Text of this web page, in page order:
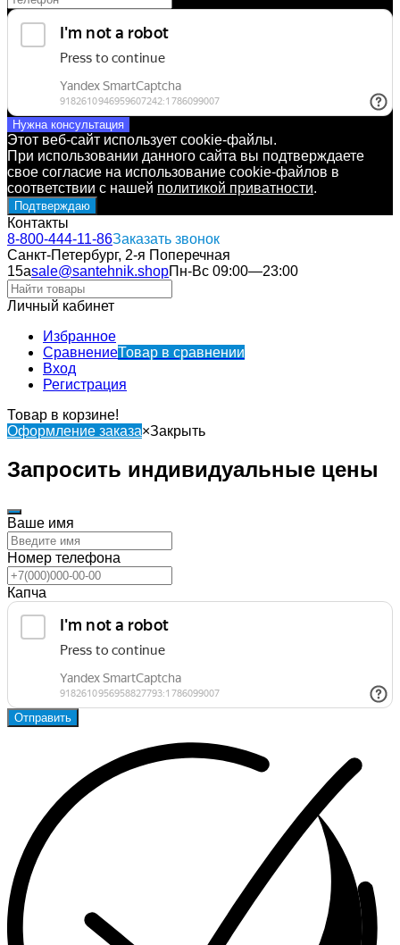
Нужна консультация
Этот веб-сайт использует cookie-файлы.
При использовании данного сайта вы подтверждаете
свое согласие на использование cookie-файлов в
соответствии с нашей политикой приватности.
Подтверждаю
Контакты
8-800-444-11-86Заказать звонок
Санкт-Петербург, 2-я Поперечная
15аsale@santehnik.shopПн-Вс 09:00—23:00
Личный кабинет
Избранное
СравнениеТовар в сравнении
Вход
Регистрация
Товар в корзине!
Оформление заказа×Закрыть
Запросить индивидуальные цены
Ваше имя
Номер телефона
Капча
Отправить